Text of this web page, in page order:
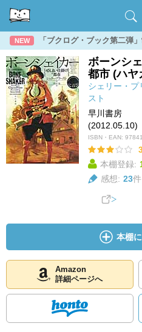
NEW 「ブクログ・ブック第二弾
ボーンシ
都市 (ハヤ
シェリー・プ
スト
早川書房
(2012.05.10)
ISBN・EAN:
本棚登録:
感想: 23件
本棚
Amazon
詳細ページへ